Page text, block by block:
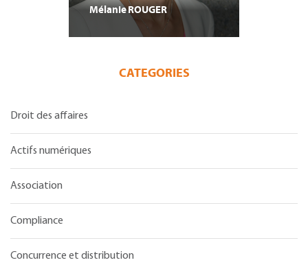
MélanieROUGER
CATEGORIES
Droit des affaires
Actifs numériques
Association
Compliance
Concurrence et distribution